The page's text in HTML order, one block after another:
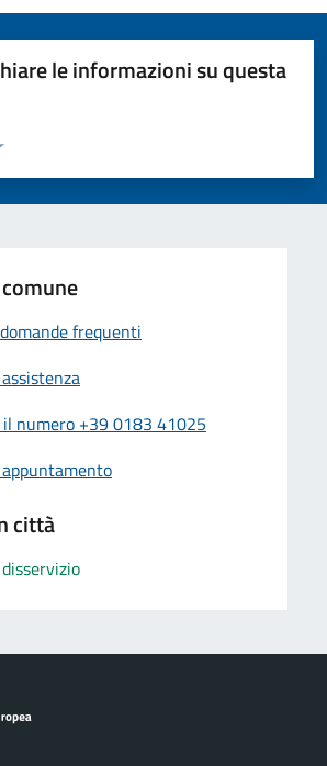
le informazioni su questa
pagina
5 stelle su 5
stelle su 5
su 5
5
frequenti
il numero +39 0183 41025
città